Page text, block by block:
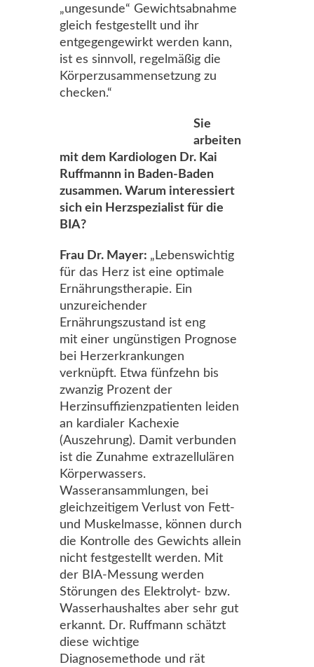
„ungesunde“ Gewichtsabnahme
gleich festgestellt und ihr
entgegengewirkt werden kann,
ist es sinnvoll, regelmäßig die
Körperzusammensetzung zu
checken.“
Sie
arbeiten
mit dem Kardiologen Dr. Kai
Ruffmannn in Baden-Baden
zusammen. Warum interessiert
sich ein Herzspezialist für die
BIA?
Frau Dr. Mayer: „Lebenswichtig
für das Herz ist eine optimale
Ernährungstherapie. Ein
unzureichender
Ernährungszustand ist eng
mit einer ungünstigen Prognose
bei Herzerkrankungen
verknüpft. Etwa fünfzehn bis
zwanzig Prozent der
Herzinsuffizienzpatienten leiden
an kardialer Kachexie
(Auszehrung). Damit verbunden
ist die Zunahme extrazellulären
Körperwassers.
Wasseransammlungen, bei
gleichzeitigem Verlust von Fett-
und Muskelmasse, können durch
die Kontrolle des Gewichts allein
nicht festgestellt werden. Mit
der BIA-Messung werden
Störungen des Elektrolyt- bzw.
Wasserhaushaltes aber sehr gut
erkannt. Dr. Ruffmann schätzt
diese wichtige
Diagnosemethode und rät